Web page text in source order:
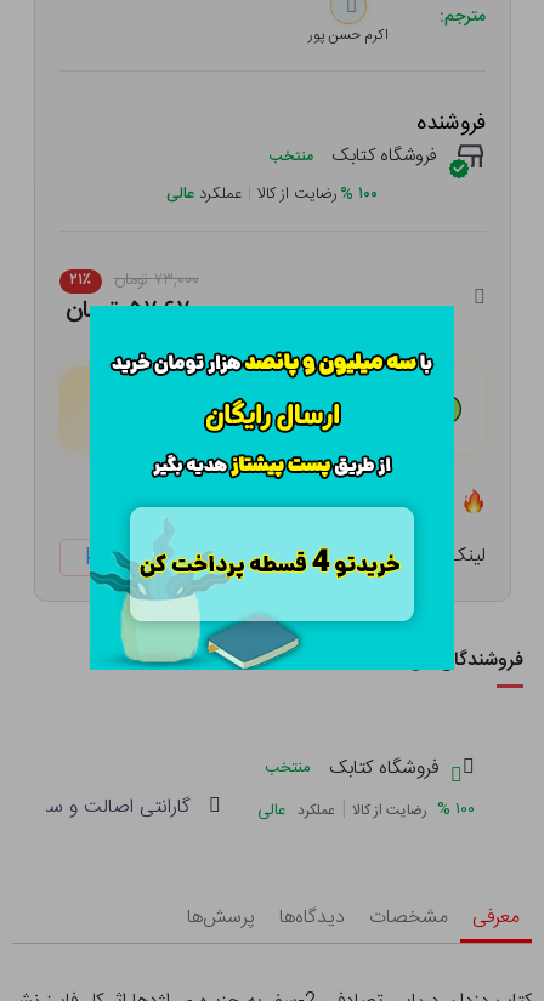
مترجم:
اکرم حسن پور
فروشنده
فروشگاه کتابک منتخب
۱۰۰ %رضایت از کالا | عملکرد عالی
۷۳,۰۰۰ تومان ۲۱٪
۵۷,۶۷۰ تومان
هـر قسط با تــرب‌پــی:
لینک کوتاه: ketabtala.com/sbp-25525
فروشندگان این کالا
فروشگاه کتابک
منتخب
۱۰۰ % رضایت از کالا | عملکرد عالی گارانتی اصالت و سلامت
معرفی مشخصات دیدگاه‌ها پرسش‌ها